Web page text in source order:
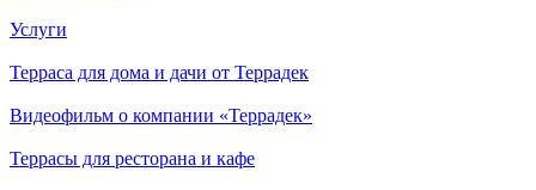
Услуги
Терраса для дома и дачи от Террадек
Видеофильм о компании «Террадек»
Террасы для ресторана и кафе